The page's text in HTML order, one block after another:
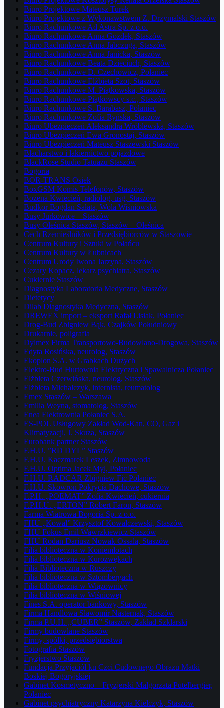
Biuro Projektowe Mateusz Turek
Biuro Projektowe z Wykonawstwem Z. Drzymalski Staszów
Biuro Rachunkowe Ad Astra Sp. z o.o.
Biuro Rachunkowe Anna Gozdek, Staszów
Biuro Rachunkowe Anna Jabczuga, Staszów
Biuro Rachunkowe Anna Janicka, Staszów
Biuro Rachunkowe Beata Dzieciuch, Staszów
Biuro Rachunkowe D. Czechowicz, Połaniec
Biuro Rachunkowe Elżbieta Szot, Staszów
Biuro Rachunkowe M. Piątkowska, Staszów
Biuro Rachunkowe Piątkowscy s.c., Staszów
Biuro Rachunkowe S. Barabasz, Połaniec
Biuro Rachunkowe Zofia Ryńska, Staszów
Biuro Ubezpieczeń Aleksandra Wróblewska, Staszów
Biuro Ubezpieczeń Ewa Gronostaj, Staszów
Biuro Ubezpieczeń Mateusz Staszewski Staszów
Blacharstwo i lakiernictwo pojazdowe
BlackRose Studio Tatuażu Staszów
Bogoria
BOR-TRANS Osiek
BoxGSM Komis Telefonów, Staszów
Bożena Kwiecień, radiolog, usg, Staszów
Budkor Bogdan Sałata, Wola Wiśniowska
Busy Jurkowice – Staszów
Busy Oleśnica Staszów, Staszów – Oleśnica
Cech Rzemieślników i Przedsiębiorców w Staszowie
Centrum Kultury i Sztuki w Połańcu
Centrum Kultury w Łubnicach
Centrum Urody Iwona Jarzyna, Staszów
Cezary Kopacz, lekarz psychiatra, Staszów
Cukiernie Staszów
Diagnostyka Laboratoria Medyczne, Staszów
Dietetycy
Dilab Diagnostyka Medyczna, Staszów
DREWEX import – eksport Rafał Lisiak, Połaniec
Drog-Bud Zbigniew Bąk, Czajków Południowy
Drukarnie, poligrafia
Dylmex Firma Transportowo-Budowlano-Drogowa, Staszów
Edyta Rosińska, neurolog, Staszów
Ekoplon S.A. w Grabkach Dużych
Elektro-Bud Hurtownia Elektryczna i Spawalnicza Połaniec
Elżbieta Czerwińska, neurolog, Staszów
Elżbieta Michalczyk, internista, reumatolog
Emex Staszów – Warszawa
Emilia Weyna, stomatolog, Staszów
Enea Elektrownia Połaniec S.A.
ES-POL Usługowy Zakład Wod-Kan, CO, Gaz i
Klimatyzacji, J. Skuza, Staszów
Eurobank partner Staszów
F.H.U. ”RD DYL” Staszów
F.H.U. Kaczmarek Leszek, Zimnowoda
F.H.U. Optima Jacek Myl, Połaniec
F.H.U. RADCAR Zbigniew Fic Połaniec
F.H.U. Skowron Pokrycia Dachowe, Staszów
F.P.H. „POEMAT” Zofia Kwiecień, cukiernia
F.P.H.U. „ERTON” Robert Faron, Staszów
Farma Wiatrowa Bogoria Sp. z o.o.
FHU „Kowal” Krzysztof Kowalczewski, Staszów
FHU Fokus Emil Wawrzkiewicz Staszów
FHU Rodan Dariusz Nowak Ossala, Staszów
Filia biblioteczna w Koniemłotach
Filia biblioteczna w Kurozwękach
Filia Biblioteczna w Ruszczy
Filia biblioteczna w Sztombergach
Filia biblioteczna w Wiązownicy
Filia biblioteczna w Wiśniowej
Fines S.A. operator bankowy, Staszów
Firma Handlowa Sławomir Nasternak, Staszów
Firma P.U.H. „CUBER” Staszów, Zakład Szklarski
Firmy budowlane Staszów
Firmy, spółki, przedsiębiorstwa
Fotografia Staszów
Fryzjerstwo Staszów
Fundacja Przyjaciół ku Czci Cudownego Obrazu Matki
Boskiej Bogoryjskiej
Gabinet Kosmetyczno – Fryzjerski Małgorzata Putelbergier,
Połaniec
Gabinet psychiatryczny Katarzyna Kielczyk, Staszów